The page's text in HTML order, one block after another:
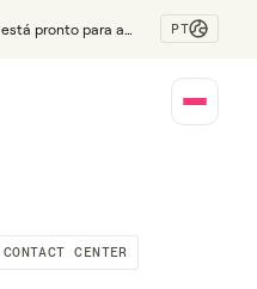
pronto para a
PT
CONTACT CENTER